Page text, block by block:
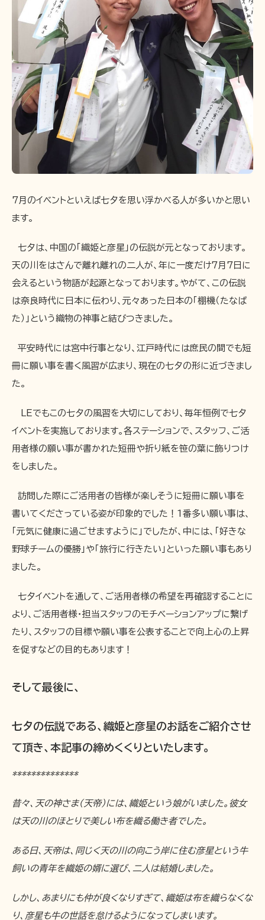
7月のイベントといえば七夕を思い浮かべる人が多いかと思い
ます。
七夕は、中国の「織姫と彦星」の伝説が元となっております。
天の川をはさんで離れ離れの二人が、年に一度だけ7月7日に
会えるという物語が起源となっております。やがて、この伝説
は奈良時代に日本に伝わり、元々あった日本の「棚機（たなば
た）」という織物の神事と結びつきました。
平安時代には宮中行事となり、江戸時代には庶民の間でも短
冊に願い事を書く風習が広まり、現在の七夕の形に近づきまし
た。
LEでもこの七夕の風習を大切にしており、毎年恒例で七夕
イベントを実施しております。各ステーションで、スタッフ、ご活
用者様の願い事が書かれた短冊や折り紙を笹の葉に飾りつけ
をしました。
訪問した際にご活用者の皆様が楽しそうに短冊に願い事を
書いてくださっている姿が印象的でした！1番多い願い事は、
「元気に健康に過ごせますように」でしたが、中には、「好きな
野球チームの優勝」や「旅行に行きたい」といった願い事もあり
ました。
七夕イベントを通して、ご活用者様の希望を再確認することに
より、ご活用者様・担当スタッフのモチベーションアップに繋げ
たり、スタッフの目標や願い事を公表することで向上心の上昇
を促すなどの目的もあります！
そして最後に、
七夕の伝説である、織姫と彦星のお話をご紹介させ
て頂き、本記事の締めくくりといたします。
**************
昔々、天の神さま（天帝）には、織姫という娘がいました。彼女
は天の川のほとりで美しい布を織る働き者でした。
ある日、天帝は、同じく天の川の向こう岸に住む彦星という牛
飼いの青年を織姫の婿に選び、二人は結婚しました。
しかし、あまりにも仲が良くなりすぎて、織姫は布を織らなくな
り、彦星も牛の世話を怠けるようになってしまいます。